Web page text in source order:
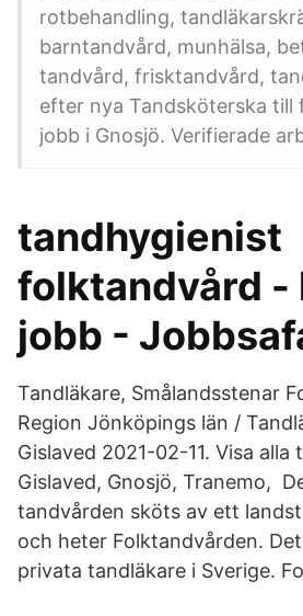
rotbehandling,
barntandvård, munhälsa,
tandvård, frisktandvård,
efter nya Tandsköterska till
jobb i Gnosjö. Verifierade
tandhygienist
folktandvård -
jobb -
Tandläkare, Smålandsstenar
Region Jönköpings län /
Gislaved 2021-02-11. Visa alla
Gislaved, Gnosjö, Tranemo,
tandvården sköts av ett
och heter Folktandvården.
privata tandläkare i Sverige.